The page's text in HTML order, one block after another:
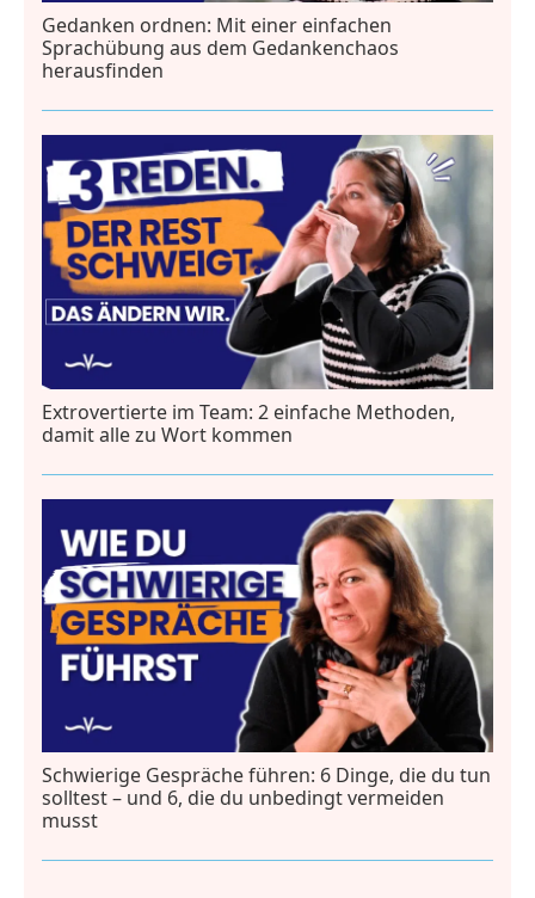
Gedanken ordnen: Mit einer einfachen
Sprachübung aus dem Gedankenchaos
herausfinden
Extrovertierte im Team: 2 einfache Methoden,
damit alle zu Wort kommen
Schwierige Gespräche führen: 6 Dinge, die du tun
solltest – und 6, die du unbedingt vermeiden
musst